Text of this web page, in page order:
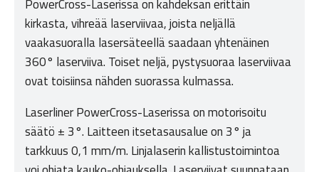
PowerCross-Laserissa on kahdeksan erittäin
kirkasta, vihreää laserviivaa, joista neljällä
vaakasuoralla lasersäteellä saadaan yhtenäinen
360° laserviiva. Toiset neljä, pystysuoraa laserviivaa
ovat toisiinsa nähden suorassa kulmassa.
Laserliner PowerCross-Laserissa on motorisoitu
säätö ± 3°. Laitteen itsetasausalue on 3° ja
tarkkuus 0,1 mm/m. Linjalaserin kallistustoimintoa